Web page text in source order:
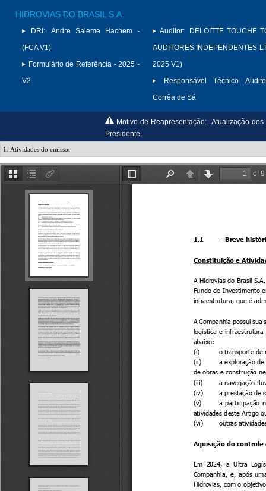
HIDROVIAS DO BRASIL S.A.
DRI:
Andre Saleme Hachem -
(FCA V1)
Formulário de Referência - 2025 -
V2
Auditor:
DELOITTE TOUCHE
AUDITORES INDEPENDENTES
2025 V1)
Responsável Técnico
Corrêa de Sá
Motivo de Reapresentação: Atualização
Presidente.